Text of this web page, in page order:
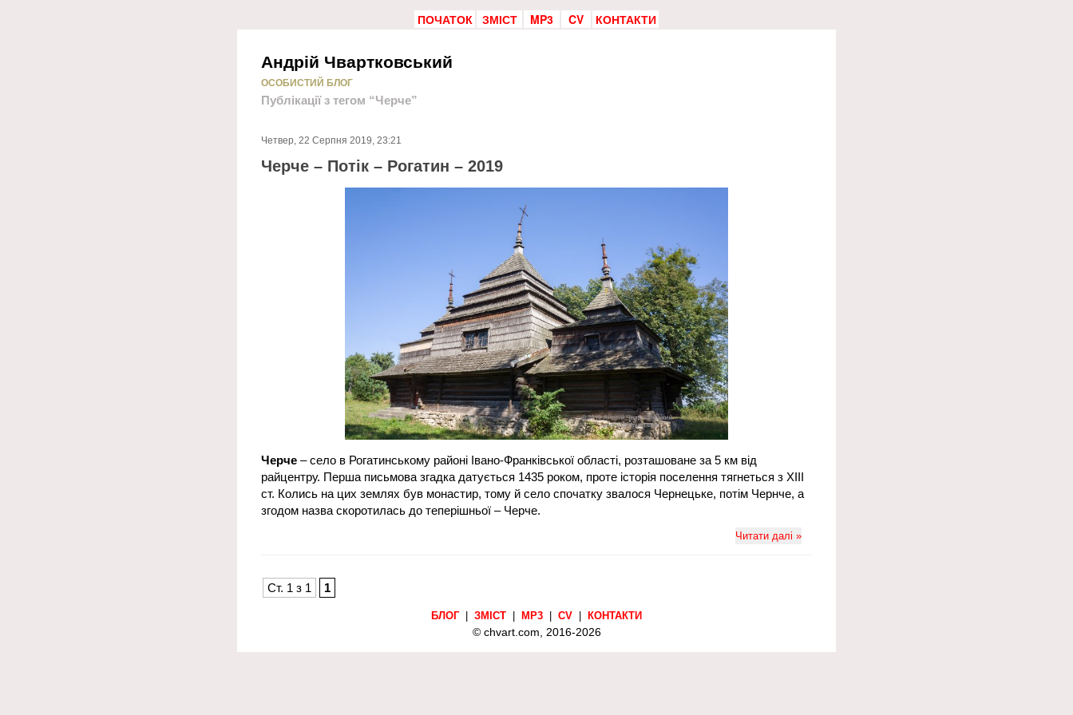
ПОЧАТОК ЗМІСТ MP3 CV КОНТАКТИ
Андрій Чвартковський
ОСОБИСТИЙ БЛОГ
Публікації з тегом “Черче”
Черче – Потік – Рогатин – 2019
Четвер, 22 Серпня 2019, 23:21
Черче – село в Рогатинському районі Івано-Франківської області, розташоване за 5 км від
райцентру. Перша письмова згадка датується 1435 роком, проте історія поселення тягнеться з ХІІІ
ст. Колись на цих землях був монастир, тому й село спочатку звалося Чернецьке, потім Чернче, а
згодом назва скоротилась до теперішньої – Черче.
Читати далі »
Ст. 1 з 1 1
БЛОГ| ЗМІСТ | MP3 | CV | КОНТАКТИ
© chvart.com, 2016-2026